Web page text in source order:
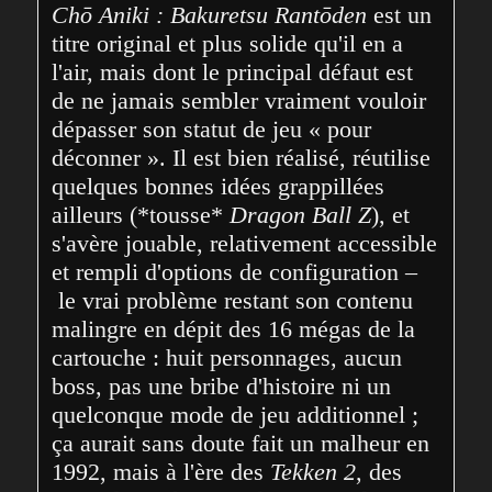
Chō Aniki : Bakuretsu Rantōden est un
titre original et plus solide qu'il en a
l'air, mais dont le principal défaut est
de ne jamais sembler vraiment vouloir
dépasser son statut de jeu « pour
déconner ». Il est bien réalisé, réutilise
quelques bonnes idées grappillées
ailleurs (*tousse* Dragon Ball Z), et
s'avère jouable, relativement accessible
et rempli d'options de configuration –
le vrai problème restant son contenu
malingre en dépit des 16 mégas de la
cartouche : huit personnages, aucun
boss, pas une bribe d'histoire ni un
quelconque mode de jeu additionnel ;
ça aurait sans doute fait un malheur en
1992, mais à l'ère des Tekken 2